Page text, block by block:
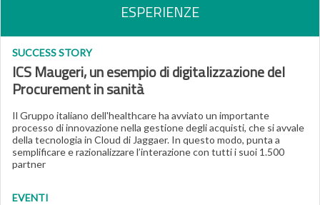
ESPERIENZE
SUCCESS STORY
ICS Maugeri, un esempio di digitalizzazione del
Procurement in sanità
Il Gruppo italiano dell'healthcare ha avviato un importante
processo di innovazione nella gestione degli acquisti, che si avvale
della tecnologia in Cloud di Jaggaer. In questo modo, punta a
semplificare e razionalizzare l’interazione con tutti i suoi 1.500
partner
EVENTI